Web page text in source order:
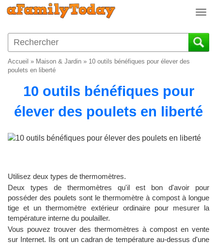
T
g
g
i
t
Accueil » Maison & Jardin » 10 outils bénéfiques pour élever des
poulets en liberté
10 outils bénéfiques pour
élever des poulets en liberté
Utilisez deux types de thermomètres.
Deux types de thermomètres qu'il est bon d'avoir pour
posséder des poulets sont le thermomètre à compost à longue
tige et un thermomètre extérieur ordinaire pour mesurer la
température interne du poulailler.
Vous pouvez trouver des thermomètres à compost en vente
sur Internet. Ils ont un cadran de température au-dessus d'une